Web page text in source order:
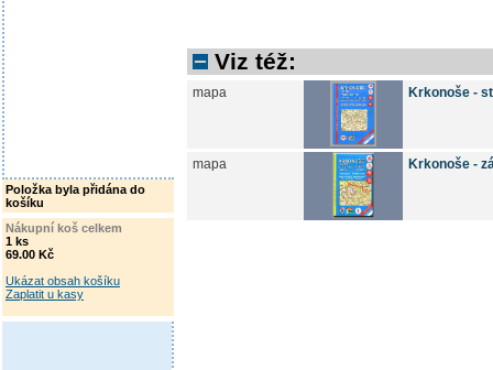
Položka byla přidána do
košíku
Nákupní koš celkem
1 ks
69.00 Kč
Ukázat obsah košíku
Zaplatit u kasy
Viz též:
mapa Krkonoše -
mapa Krkonoše -